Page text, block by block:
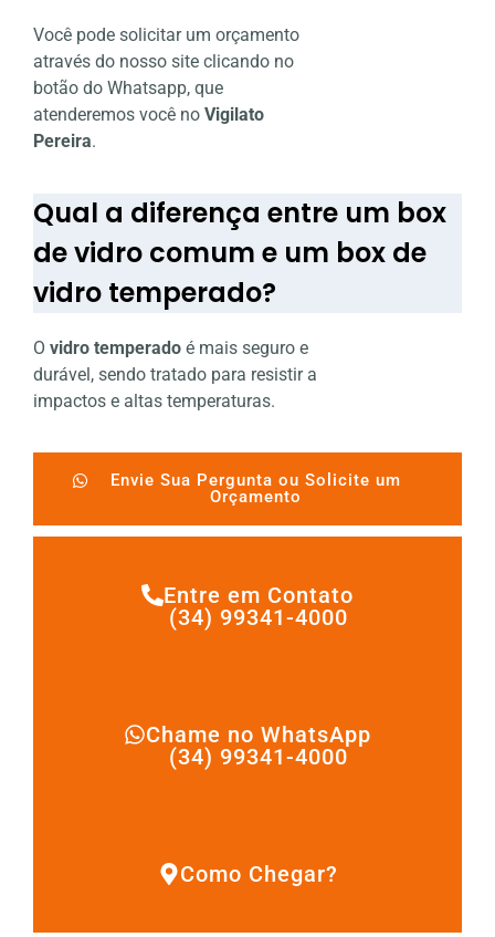
Você pode solicitar um orçamento
através do nosso site clicando no
botão do Whatsapp, que
atenderemos você no Vigilato
Pereira.
Qual a diferença entre um box
de vidro comum e um box de
vidro temperado?
O vidro temperado é mais seguro e
durável, sendo tratado para resistir a
impactos e altas temperaturas.
Envie Sua Pergunta ou Solicite um
Orçamento
Entre em Contato
(34) 99341-4000
Chame no WhatsApp
(34) 99341-4000
Como Chegar?